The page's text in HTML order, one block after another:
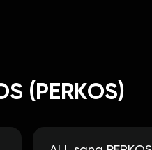
(PERKOS)